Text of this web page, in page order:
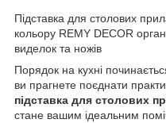
Підставка для столових
кольору REMY DECOR
виделок та ножів
Порядок на кухні
ви прагнете поєднати
підставка для столових
стане вашим ідеальним